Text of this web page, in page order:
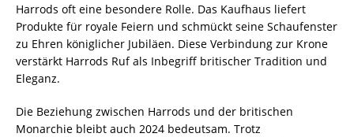
Harrods oft eine besondere Rolle. Das Kaufhaus liefert
Produkte für royale Feiern und schmückt seine Schaufenster
zu Ehren königlicher Jubiläen. Diese Verbindung zur Krone
verstärkt Harrods Ruf als Inbegriff britischer Tradition und
Eleganz.
Die Beziehung zwischen Harrods und der britischen
Monarchie bleibt auch 2024 bedeutsam. Trotz